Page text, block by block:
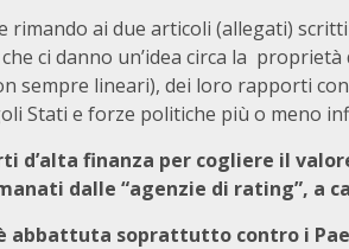
rimando ai due articoli (allegati)
ci danno un’idea circa la proprietà
sempre lineari), dei loro rapporti con
Stati e forze politiche più o meno
d’alta finanza per cogliere il
dalle “agenzie di rating”, a
abbattuta soprattutto contro i